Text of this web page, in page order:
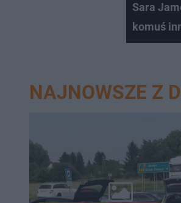
Sara
komuś
NAJNOWSZE Z